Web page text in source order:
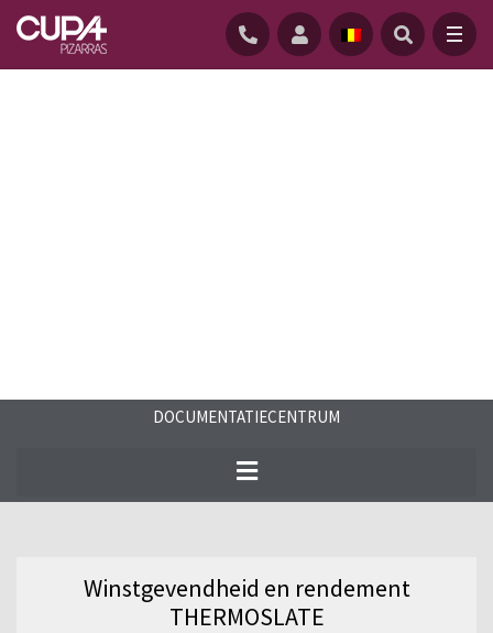
Lees de antwoorden op veelgestelde
vragen over natuurleien en over ons
DOCUMENTATIECENTRUM
Winstgevendheid en rendement
THERMOSLATE